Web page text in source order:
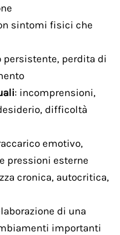
sintomi fisici che
persistente, perdita di
: incomprensioni,
difficoltà
emotivo,
pressioni esterne
cronica, autocritica,
di una
importanti